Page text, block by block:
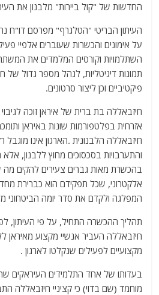
A
p
p
ra
m
b
o
o
k
החדשות של "קול ביירות" מלבנון את
העיתון הבריטי "הטלגרף" מפרסם דו"ח
על אימונים והכשרות שעוברים אלפיי
השתלמויות וקורסים המלמדים את
תמונות דיגיטליות, לנהל מספר גדול של
פיקטיביים וכן ליצור סרטונים.
חיזבאללה בת ברית של איראן זוכה
אזרחית בפלטפורמות שונות באיראן
חיזבאללה הלבנונית .הארגון אינו
והתערבויות בסכסוכים מחוץ ללבנון,
בהכשרת מאות גברים צעירים להקים מה
אלקטרוני, שכל תפקידם הוא כברירת
המפלגה ולקדם את סדר יומה הביטחוני
חיזבאללה העביר אנשיי מקצוע מאיראן
מקצועיים לפעילים שנקלטו לארגון .
בעדותו של אחד התלמידים העיראקים
מוחמד (שם בדוי) כי קציניי חיזבאללה